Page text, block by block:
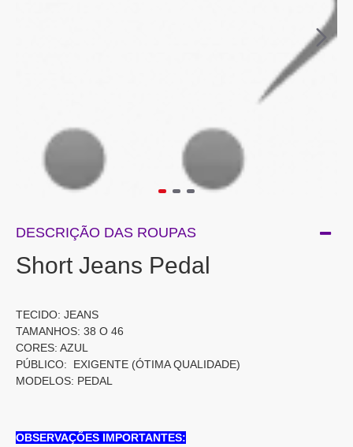
DESCRIÇÃO DAS ROUPAS
Short Jeans Pedal
TECIDO: JEANS
TAMANHOS: 38 O 46
CORES: AZUL
PÚBLICO: EXIGENTE (ÓTIMA QUALIDADE)
MODELOS: PEDAL
OBSERVAÇÕES IMPORTANTES: